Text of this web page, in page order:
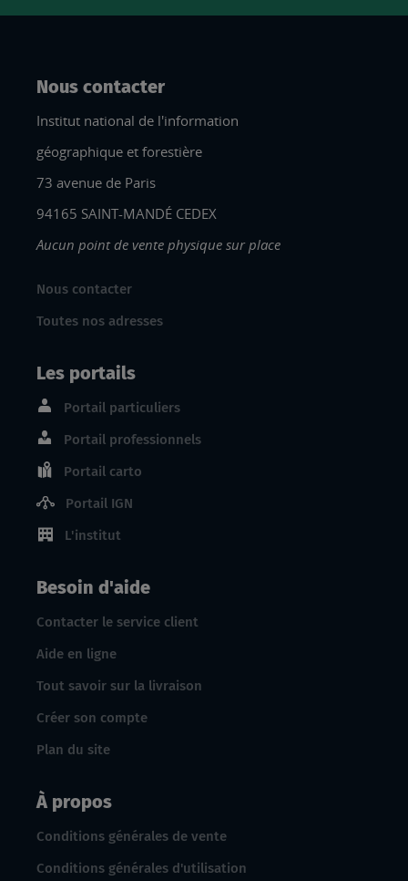
Nous contacter
Institut national de l'information
géographique et forestière
73 avenue de Paris
94165 SAINT-MANDÉ CEDEX
Aucun point de vente physique sur place
Nous contacter
Toutes nos adresses
Les portails
Portail particuliers
Portail professionnels
Portail carto
Portail IGN
L'institut
Besoin d'aide
Contacter le service client
Aide en ligne
Tout savoir sur la livraison
Créer son compte
Plan du site
À propos
Conditions générales de vente
Conditions générales d'utilisation